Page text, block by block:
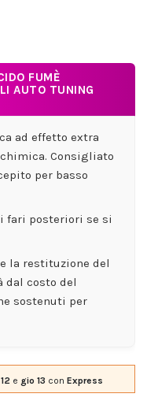
FUMÈ
AUTO TUNING
ad effetto extra
Consigliato
per basso
fari posteriori se si
la restituzione del
dal costo del
sostenuti per
e gio 13 con Express